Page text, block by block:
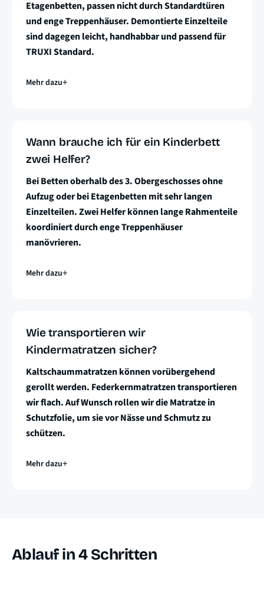
Etagenbetten, passen nicht durch Standardtüren
und enge Treppenhäuser. Demontierte Einzelteile
sind dagegen leicht, handhabbar und passend für
TRUXI Standard.
Mehr dazu
Wann brauche ich für ein Kinderbett
zwei Helfer?
Bei Betten oberhalb des 3. Obergeschosses ohne
Aufzug oder bei Etagenbetten mit sehr langen
Einzelteilen. Zwei Helfer können lange Rahmenteile
koordiniert durch enge Treppenhäuser
manövrieren.
Mehr dazu
Wie transportieren wir
Kindermatratzen sicher?
Kaltschaummatratzen können vorübergehend
gerollt werden. Federkernmatratzen transportieren
wir flach. Auf Wunsch rollen wir die Matratze in
Schutzfolie, um sie vor Nässe und Schmutz zu
schützen.
Mehr dazu
Ablauf in 4 Schritten